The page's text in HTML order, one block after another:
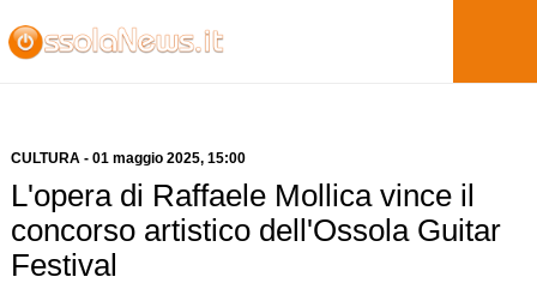
CULTURA- 01 maggio 2025, 15:00
L'opera di Raffaele Mollica vince il
concorso artistico dell'Ossola Guitar
Festival